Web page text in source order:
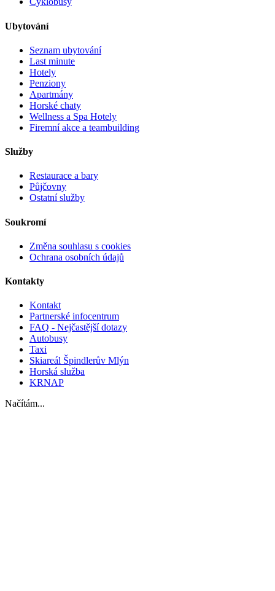
Ubytování
Seznam ubytování
Last minute
Hotely
Penziony
Apartmány
Horské chaty
Wellness a Spa Hotely
Firemní akce a teambuilding
Služby
Restaurace a bary
Půjčovny
Ostatní služby
Soukromí
Změna souhlasu s cookies
Ochrana osobních údajů
Kontakty
Kontakt
Partnerské infocentrum
FAQ - Nejčastější dotazy
Autobusy
Taxi
Skiareál Špindlerův Mlýn
Horská služba
KRNAP
Načítám...